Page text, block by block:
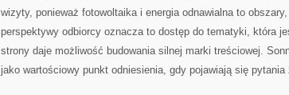
wizyty, ponieważ fotowoltaika i energia odnawialna to
perspektywy odbiorcy oznacza to dostęp do tematyki, która
strony daje możliwość budowania silnej marki treściowej.
jako wartościowy punkt odniesienia, gdy pojawiają się pytania